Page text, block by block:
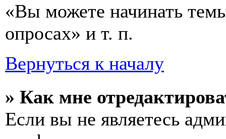
«Вы можете начинать
опросах» и т. п.
Вернуться к началу
» Как мне
Если вы не являетесь